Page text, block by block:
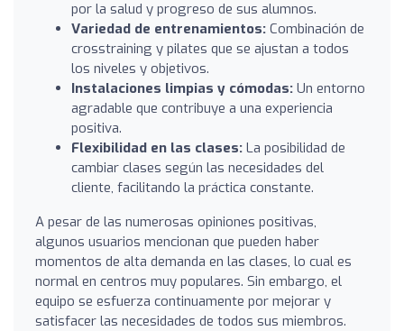
por la salud y progreso de sus alumnos.
Variedad de entrenamientos: Combinación de
crosstraining y pilates que se ajustan a todos
los niveles y objetivos.
Instalaciones limpias y cómodas: Un entorno
agradable que contribuye a una experiencia
positiva.
Flexibilidad en las clases: La posibilidad de
cambiar clases según las necesidades del
cliente, facilitando la práctica constante.
A pesar de las numerosas opiniones positivas,
algunos usuarios mencionan que pueden haber
momentos de alta demanda en las clases, lo cual es
normal en centros muy populares. Sin embargo, el
equipo se esfuerza continuamente por mejorar y
satisfacer las necesidades de todos sus miembros.